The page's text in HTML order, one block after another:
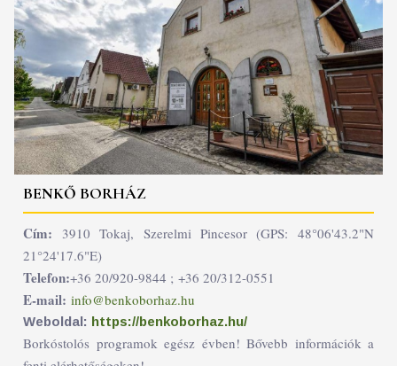
BENKŐ BORHÁZ
Cím: 3910 Tokaj, Szerelmi Pincesor (GPS: 48°06'43.2"N
21°24'17.6"E)
Telefon:+36 20/920-9844 ; +36 20/312-0551
E-mail: info@benkoborhaz.hu
Weboldal: https://benkoborhaz.hu/
Borkóstolós programok egész évben! Bővebb információk a